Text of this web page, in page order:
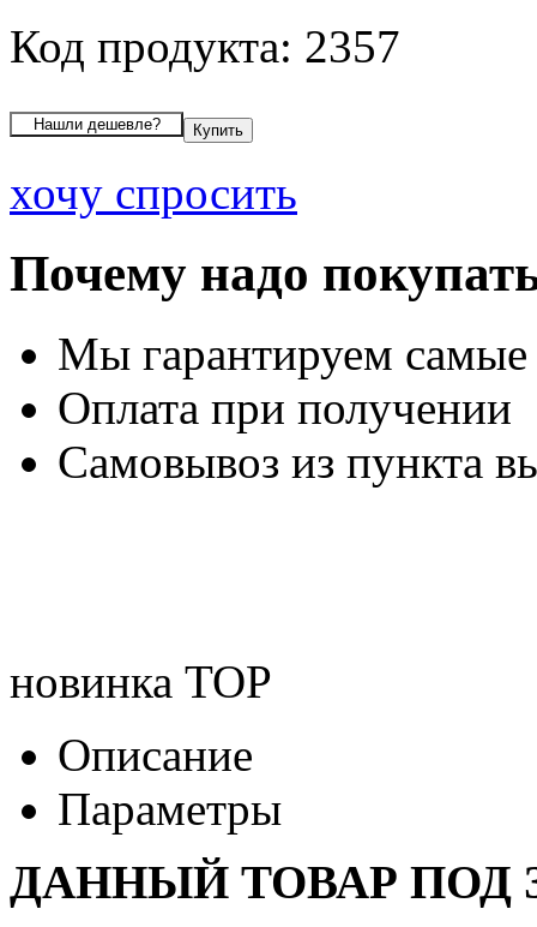
Код продукта: 2357
хочу спросить
Почему надо
Мы гарантируем
Оплата при получении
Самовывоз из пункта
новинка TOP
Описание
Параметры
ДАННЫЙ ТОВАР ПОД